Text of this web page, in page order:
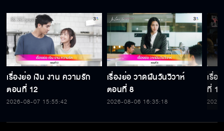
เรื่องย่อ เงิน งาน ความรัก
ตอนที่ 12
2026-08-07 15:55:42
เรื่องย่อ วาดฝันวันวิวาห์
ตอนที่ 8
2026-08-06 16:35:18
เรื่อ
ที่ 15